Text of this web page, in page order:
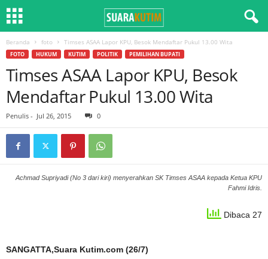
Beranda foto Timses ASAA Lapor KPU, Besok Mendaftar Pukul 13.00 Wita
FOTO HUKUM KUTIM POLITIK PEMILIHAN BUPATI
Timses ASAA Lapor KPU, Besok
Mendaftar Pukul 13.00 Wita
Penulis - Jul 26, 2015 0
Achmad Supriyadi (No 3 dari kiri) menyerahkan SK Timses ASAA kepada Ketua KPU
Fahmi Idris.
Dibaca 27
SANGATTA,Suara Kutim.com (26/7)